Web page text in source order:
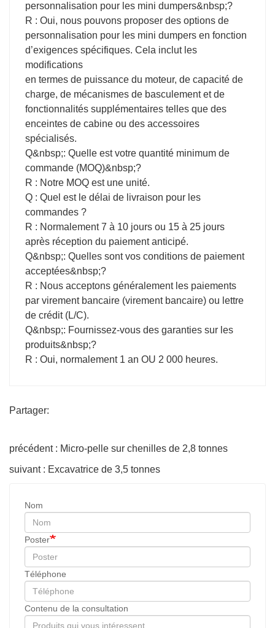
personnalisation pour les mini dumpers&nbsp;?
R : Oui, nous pouvons proposer des options de
personnalisation pour les mini dumpers en fonction
d’exigences spécifiques. Cela inclut les
modifications
en termes de puissance du moteur, de capacité de
charge, de mécanismes de basculement et de
fonctionnalités supplémentaires telles que des
enceintes de cabine ou des accessoires
spécialisés.
Q&nbsp;: Quelle est votre quantité minimum de
commande (MOQ)&nbsp;?
R : Notre MOQ est une unité.
Q : Quel est le délai de livraison pour les
commandes ?
R : Normalement 7 à 10 jours ou 15 à 25 jours
après réception du paiement anticipé.
Q&nbsp;: Quelles sont vos conditions de paiement
acceptées&nbsp;?
R : Nous acceptons généralement les paiements
par virement bancaire (virement bancaire) ou lettre
de crédit (L/C).
Q&nbsp;: Fournissez-vous des garanties sur les
produits&nbsp;?
R : Oui, normalement 1 an OU 2 000 heures.
Partager:
précédent : Micro-pelle sur chenilles de 2,8 tonnes
suivant : Excavatrice de 3,5 tonnes
Nom
Poster
Téléphone
Contenu de la consultation